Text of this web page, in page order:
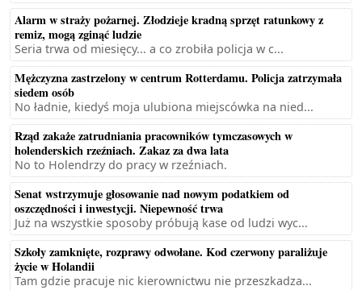
Alarm w straży pożarnej. Złodzieje kradną sprzęt ratunkowy z
remiz, mogą zginąć ludzie
Seria trwa od miesięcy... a co zrobiła policja w c...
Mężczyzna zastrzelony w centrum Rotterdamu. Policja zatrzymała
siedem osób
No ładnie, kiedyś moja ulubiona miejscówka na nied...
Rząd zakaże zatrudniania pracowników tymczasowych w
holenderskich rzeźniach. Zakaz za dwa lata
No to Holendrzy do pracy w rzeźniach.
Senat wstrzymuje głosowanie nad nowym podatkiem od
oszczędności i inwestycji. Niepewność trwa
Już na wszystkie sposoby próbują kase od ludzi wyc...
Szkoły zamknięte, rozprawy odwołane. Kod czerwony paraliżuje
życie w Holandii
Tam gdzie pracuje nic kierownictwu nie przeszkadza...